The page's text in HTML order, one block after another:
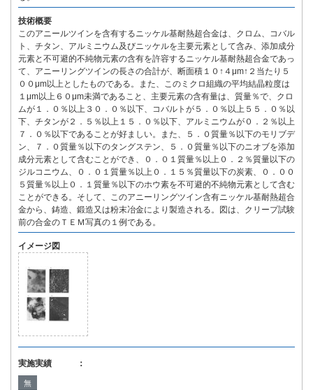
技術概要
このアニールツインを含有するニッケル基耐熱超合金は、クロム、コバル
ト、チタン、アルミニウム及びニッケルを主要元素として含み、添加成分
元素と不可避的不純物元素の含有を許容するニッケル基耐熱超合金であっ
て、アニーリングツインの長さの合計が、断面積１０↑４μm↑２当たり５
００μm以上としたものである。また、このミクロ組織の平均結晶粒度は
１μm以上６０μm未満であること、主要元素の含有量は、質量％で、クロ
ムが１．０％以上３０．０％以下、コバルトが５．０％以上５５．０％以
下、チタンが２．５％以上１５．０％以下、アルミニウムが０．２％以上
７．０％以下であることが好ましい。また、５．０質量％以下のモリブデ
ン、７．０質量％以下のタングステン、５．０質量％以下のニオブを添加
成分元素として含むことができ、０．０１質量％以上０．２％質量以下の
ジルコニウム、０．０１質量％以上０．１５％質量以下の炭素、０．００
５質量％以上０．１質量％以下のホウ素を不可避的不純物元素として含む
ことができる。そして、このアニーリングツイン含有ニッケル基耐熱超合
金から、鋳造、鍛造又は粉末冶金により製造される。図は、クリープ試験
前の合金のＴＥＭ写真の１例である。
イメージ図
実施実績 ：
無